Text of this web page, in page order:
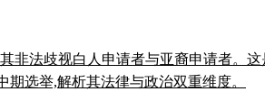
非法歧视白人申请者与亚裔申请者。
选举,解析其法律与政治双重维度。